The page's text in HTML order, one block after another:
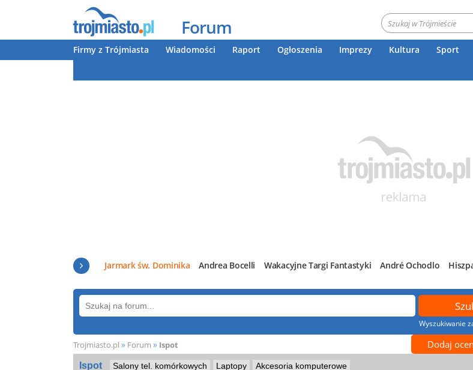
Forum
Firmy z Trójmiasta Wiadomości Raport Ogłoszenia Imprezy Kultura Sport
Jarmark św. Dominika Andrea Bocelli Wakacyjne Targi Fantastyki André Ochodlo
Wyszukiwanie
Trojmiasto.pl » Forum » Ispot Dodaj
Ispot Salony tel. komórkowych Laptopy
Akcesoria komputerowe